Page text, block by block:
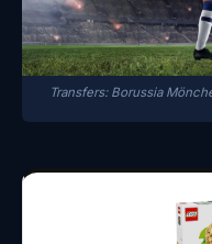
Transfers: Borussia